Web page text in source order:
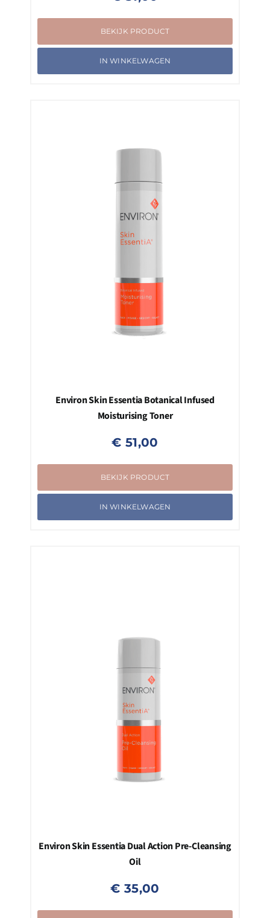
BEKIJK PRODUCT
IN WINKELWAGEN
Environ Skin Essentia Botanical Infused
Moisturising Toner
€ 51,00
BEKIJK PRODUCT
IN WINKELWAGEN
Environ Skin Essentia Dual Action Pre-Cleansing
Oil
€ 35,00